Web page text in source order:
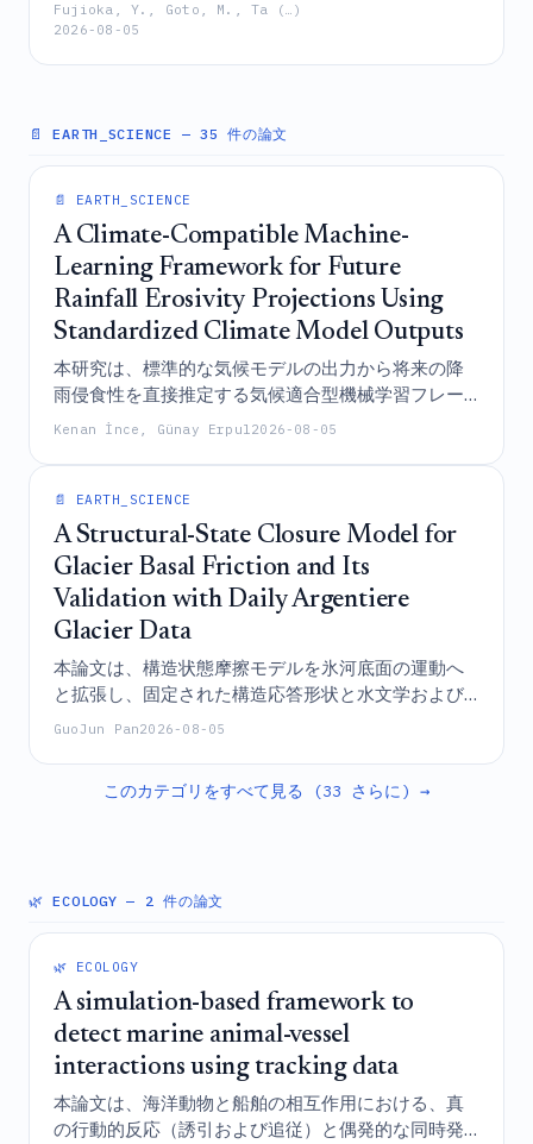
中止後にはいくらかの卵胞回復が見られるものの、
原始卵胞プールは減少したままであることを示して
いる。
Fujioka, Y., Goto, M., Ta (…)
2026-08-05
📄 EARTH_SCIENCE — 35 件の論文
📄 EARTH_SCIENCE
A Climate-Compatible Machine-
Learning Framework for Future
Rainfall Erosivity Projections Using
Standardized Climate Model Outputs
本研究は、標準的な気候モデルの出力から将来の降
雨侵食性を直接推定する気候適合型機械学習フレー
ムワークを導入するものであり、これにより、トル
離が明らかになった。
Kenan İnce, Günay Erpul2026-08-05
📄 EARTH_SCIENCE
A Structural-State Closure Model for
Glacier Basal Friction and Its
Validation with Daily Argentiere
Glacier Data
本論文は、構造状態摩擦モデルを氷河底面の運動へ
と拡張し、固定された構造応答形状と水文学および
河床状態に依存する特性速度を組み合わせた定式化
のベースラインを凌駕することを実証するものであ
GuoJun Pan2026-08-05
このカテゴリをすべて見る (33 さらに) →
🌿 ECOLOGY — 2 件の論文
🌿 ECOLOGY
A simulation-based framework to
detect marine animal-vessel
interactions using tracking data
本論文は、海洋動物と船舶の相互作用における、真
の行動的反応（誘引および追従）と偶発的な同時発